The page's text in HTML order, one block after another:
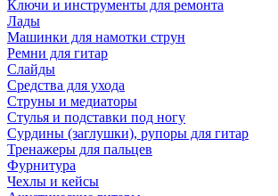
Ключи и инструменты для ремонта
Лады
Машинки для намотки струн
Ремни для гитар
Слайды
Средства для ухода
Струны и медиаторы
Стулья и подставки под ногу
Сурдины (заглушки), рупоры для гитар
Тренажеры для пальцев
Фурнитура
Чехлы и кейсы